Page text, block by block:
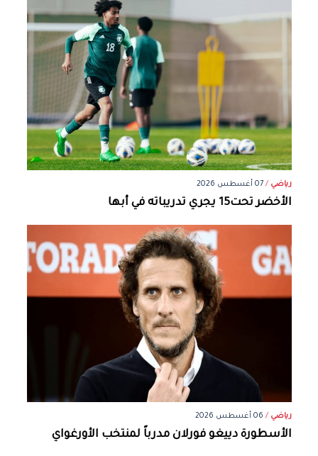
رياضي /07 أغسطس 2026
الأخضر تحت15 يجري تدريباته في أبها
رياضي / 06 أغسطس 2026
الأسطورة دييغو فورلان مدرباً لمنتخب الأورغواي